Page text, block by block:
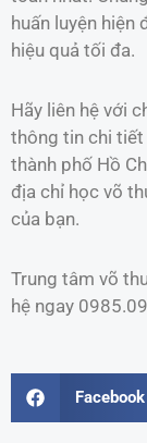
huấn luyện hiện
hiệu quả tối đa.
Hãy liên hệ với
thông tin chi tiết
thành phố Hồ
địa chỉ học võ
của bạn.
Trung tâm võ
hệ ngay
Facebook